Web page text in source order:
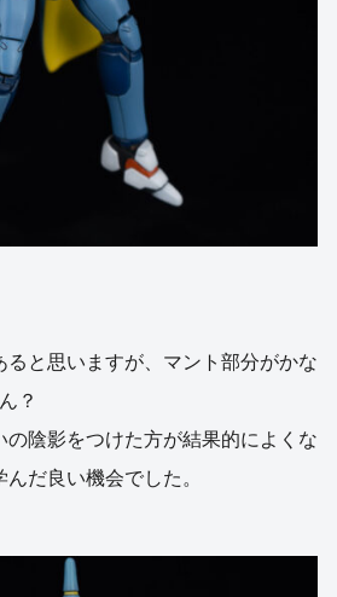
ると思いますが、マント部分がかな
？
の陰影をつけた方が結果的によくな
だ良い機会でした。